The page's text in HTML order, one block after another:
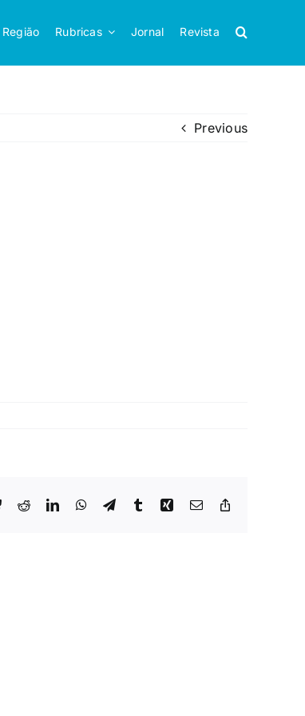
Região Rubricas Jornal Revista
Previous
BlueskyRedditLinkedInWhatsApp
TelegramTumblrXing Email